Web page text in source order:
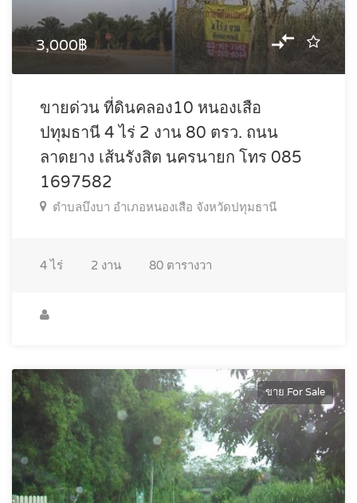
3,000฿
ขายด่วน ที่ดินคลอง10 หนองเสือ
ปทุมธานี 4 ไร่ 2 งาน 80 ตรว. ถนน
ลาดยาง เส้นรังสิต นครนายก โทร 085
1697582
ตำบลบึงบา อำเภอหนองเสือ จังหวัดปทุมธานี
4ไร่ 2 งาน 80 ตารางวา
ขาย For Sale